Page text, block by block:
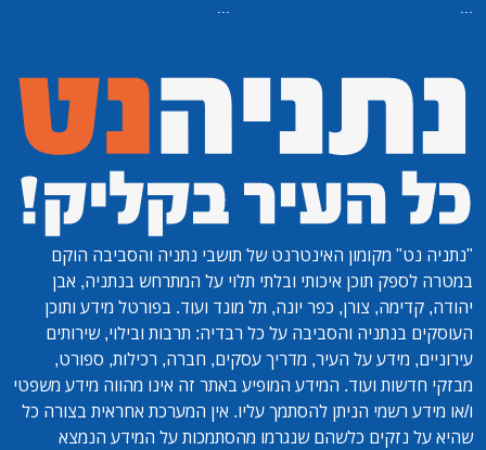
האינטרנט של תושבי נתניה והסביבה הוקם
ובלתי תלוי על המתרחש בנתניה, אבן
כפר יונה, תל מונד ועוד. בפורטל מידע ותוכן
על כל רבדיה: תרבות ובילוי, שירותים
העיר, מדריך עסקים, חברה, רכילות, ספורט,
המידע המופיע באתר זה אינו מהווה מידע משפטי
להסתמך עליו. אין המערכת אחראית בצורה כל
שנגרמו מהסתמכות על המידע הנמצא